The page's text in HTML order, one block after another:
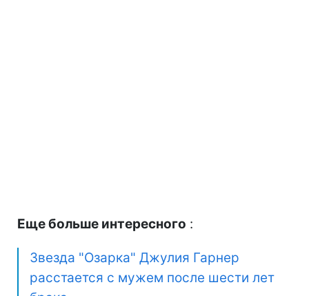
Еще больше интересного :
Звезда "Озарка" Джулия Гарнер
расстается с мужем после шести лет